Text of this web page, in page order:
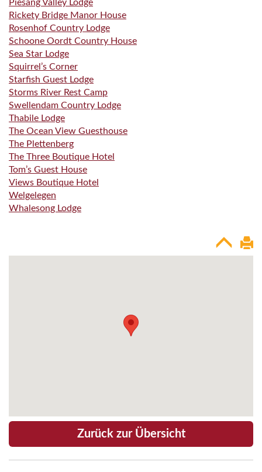
Piesang Valley Lodge
Rickety Bridge Manor House
Rosenhof Country Lodge
Schoone Oordt Country House
Sea Star Lodge
Squirrel’s Corner
Starfish Guest Lodge
Storms River Rest Camp
Swellendam Country Lodge
Thabile Lodge
The Ocean View Guesthouse
The Plettenberg
The Three Boutique Hotel
Tom’s Guest House
Views Boutique Hotel
Welgelegen
Whalesong Lodge
Zurück zur Übersicht